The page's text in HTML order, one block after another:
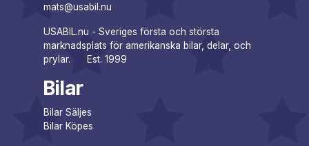
mats@usabil.nu
USABIL.nu - Sveriges första och största
marknadsplats för amerikanska bilar, delar, och
prylar. Est. 1999
Bilar
Bilar Säljes
Bilar Köpes